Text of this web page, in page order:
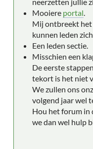
Mooiere portal
Mij ontbreekt het
kunnen leden
Een leden sectie.
Misschien een
De eerste
tekort is het niet
We zullen ons
volgend jaar wel
Hou het forum in
we dan wel hulp